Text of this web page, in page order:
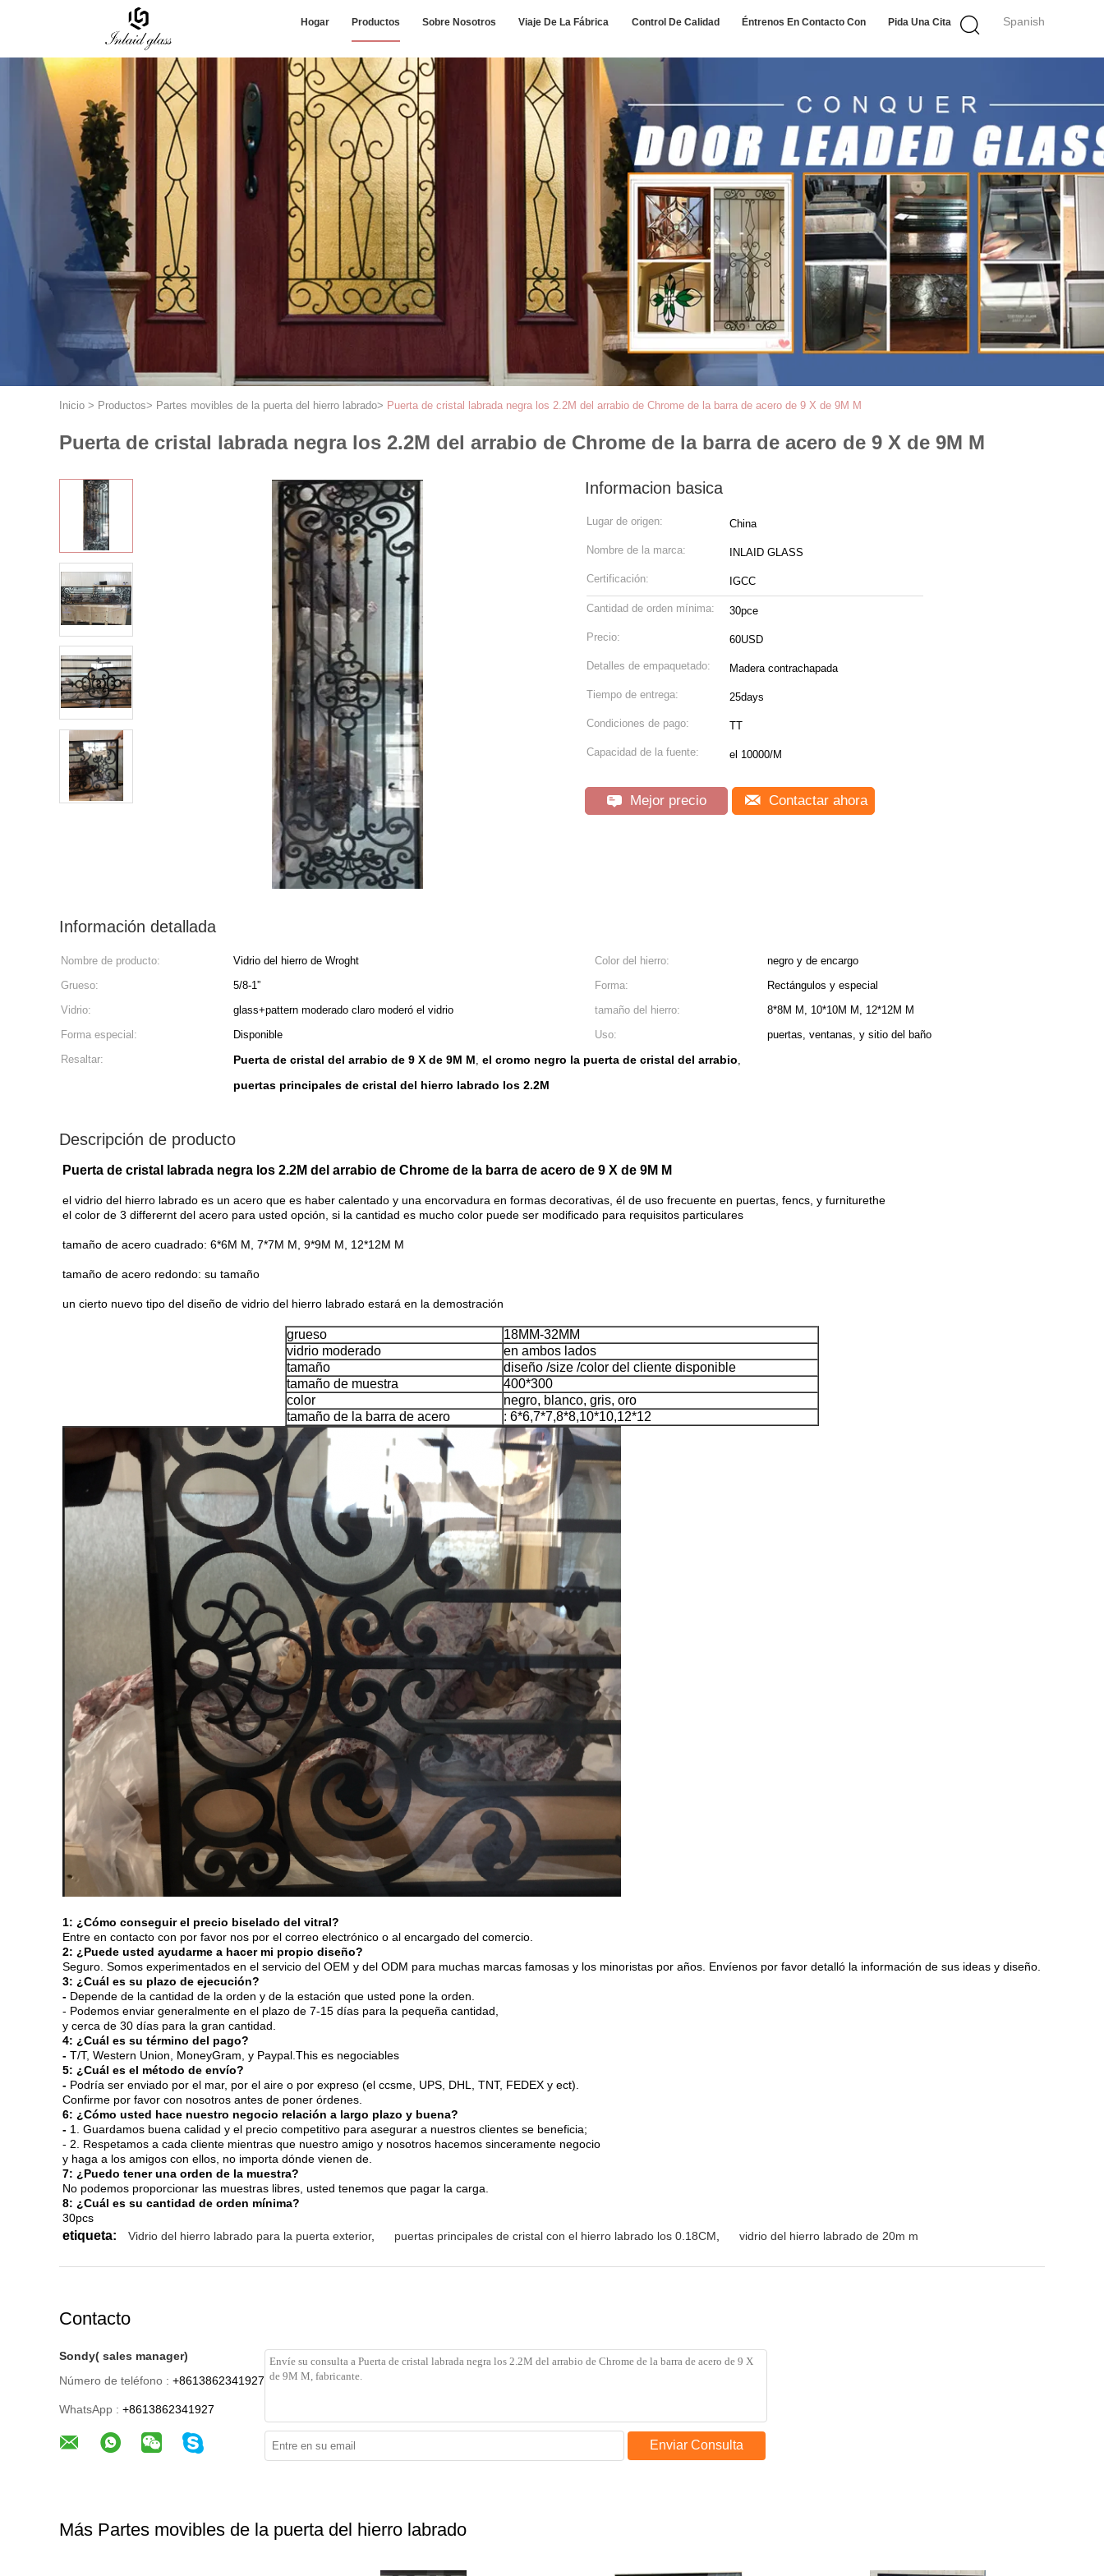
Spanish
Hogar Productos Sobre Nosotros Viaje De La Fábrica Control De Calidad Éntrenos En Contacto Con Pida Una Cita
Inicio > Productos> Partes movibles de la puerta del hierro labrado> Puerta de cristal labrada negra los 2.2M del arrabio de Chrome de la barra de acero de 9 X de 9M M
Puerta de cristal labrada negra los 2.2M del arrabio de Chrome de la barra de acero de 9 X de 9M M
Informacion basica
Lugar de origen: China
Nombre de la marca: INLAID GLASS
Certificación: IGCC
Cantidad de orden mínima: 30pce
Precio: 60USD
Detalles de empaquetado: Madera contrachapada
Tiempo de entrega: 25days
Condiciones de pago: TT
Capacidad de la fuente: el 10000/M
Mejor precio Contactar ahora
Información detallada
Nombre de producto: Vidrio del hierro de Wroght Color del hierro:
negro y de encargo
Grueso:
5/8-1” Forma:
Rectángulos y especial
Vidrio:
glass+pattern moderado claro moderó el vidrio tamaño del hierro:
8*8M M, 10*10M M, 12*12M M
Forma especial:
Disponible Uso:
puertas, ventanas, y sitio del baño
Resaltar:
Puerta de cristal del arrabio de 9 X de 9M M, el cromo negro la puerta de cristal del arrabio,
puertas principales de cristal del hierro labrado los 2.2M
Descripción de producto
Puerta de cristal labrada negra los 2.2M del arrabio de Chrome de la barra de acero de 9 X de 9M M
el vidrio del hierro labrado es un acero que es haber calentado y una encorvadura en formas decorativas, él de uso frecuente en puertas, fencs, y furniturethe
el color de 3 differernt del acero para usted opción, si la cantidad es mucho color puede ser modificado para requisitos particulares
tamaño de acero cuadrado: 6*6M M, 7*7M M, 9*9M M, 12*12M M
tamaño de acero redondo: su tamaño
un cierto nuevo tipo del diseño de vidrio del hierro labrado estará en la demostración
grueso
18MM-32MM
vidrio moderado
en ambos lados
tamaño
diseño /size /color del cliente disponible
tamaño de muestra
400*300
color
negro, blanco, gris, oro
tamaño de la barra de acero
: 6*6,7*7,8*8,10*10,12*12
1: ¿Cómo conseguir el precio biselado del vitral?
Entre en contacto con por favor nos por el correo electrónico o al encargado del comercio.
2: ¿Puede usted ayudarme a hacer mi propio diseño?
Seguro. Somos experimentados en el servicio del OEM y del ODM para muchas marcas famosas y los minoristas por años. Envíenos por favor detalló la información de sus ideas y diseño.
3: ¿Cuál es su plazo de ejecución?
- Depende de la cantidad de la orden y de la estación que usted pone la orden.
- Podemos enviar generalmente en el plazo de 7-15 días para la pequeña cantidad,
y cerca de 30 días para la gran cantidad.
4: ¿Cuál es su término del pago?
- T/T, Western Union, MoneyGram, y Paypal.This es negociables
5: ¿Cuál es el método de envío?
- Podría ser enviado por el mar, por el aire o por expreso (el ccsme, UPS, DHL, TNT, FEDEX y ect).
Confirme por favor con nosotros antes de poner órdenes.
6: ¿Cómo usted hace nuestro negocio relación a largo plazo y buena?
- 1. Guardamos buena calidad y el precio competitivo para asegurar a nuestros clientes se beneficia;
- 2. Respetamos a cada cliente mientras que nuestro amigo y nosotros hacemos sinceramente negocio
y haga a los amigos con ellos, no importa dónde vienen de.
7: ¿Puedo tener una orden de la muestra?
No podemos proporcionar las muestras libres, usted tenemos que pagar la carga.
8: ¿Cuál es su cantidad de orden mínima?
30pcs
etiqueta: Vidrio del hierro labrado para la puerta exterior, puertas principales de cristal con el hierro labrado los 0.18CM vidrio del hierro labrado de 20m m
Contacto
Sondy( sales manager)
Número de teléfono : +8613862341927
WhatsApp : +8613862341927
Enviar Consulta
Más Partes movibles de la puerta del hierro labrado